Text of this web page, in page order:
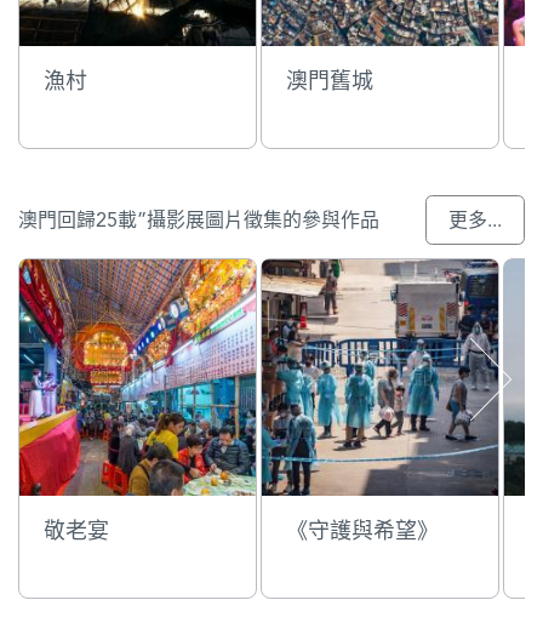
漁村 澳門舊城
澳門回歸25載”攝影展圖片徵集的參與作品 更多...
敬老宴 《守護與希望》